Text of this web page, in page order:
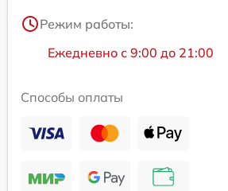
Режим работы:
Ежедневно с 9:00 до 21:00
Способы оплаты